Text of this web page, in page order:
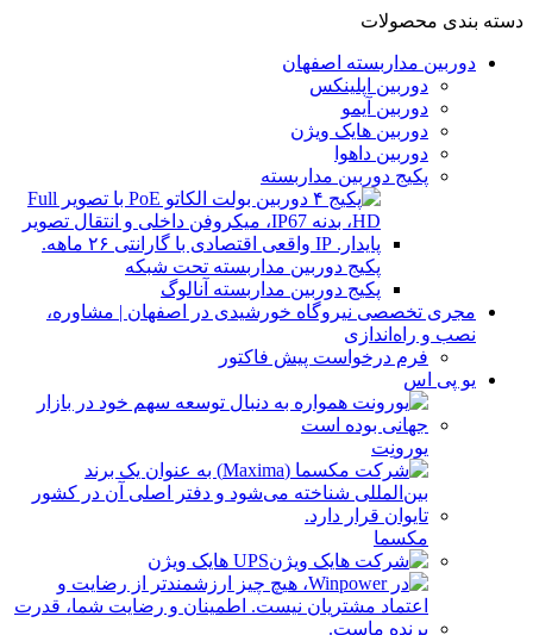
دسته بندی محصولات
دوربین مداربسته اصفهان
دوربین اپلینکس
دوربین آیمو
دوربین هایک ویژن
دوربین داهوا
پکیج دوربین مداربسته
پکیج دوربین مداربسته تحت شبکه
پکیج دوربین مداربسته آنالوگ
مجری تخصصی نیروگاه خورشیدی در اصفهان | مشاوره،
نصب و راه‌اندازی
فرم درخواست پیش فاکتور
یو پی اس
یورونِت
مکسما
UPS هایک ویژن